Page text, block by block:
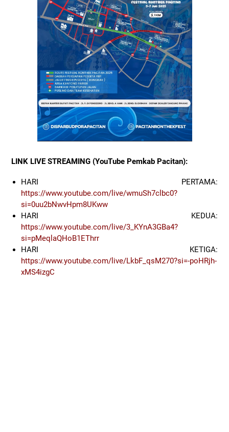
LINK LIVE STREAMING (YouTube Pemkab Pacitan):
HARI PERTAMA:
https://www.youtube.com/live/wmuSh7clbc0?
si=0uu2bNwvHpm8UKww
HARI KEDUA:
https://www.youtube.com/live/3_KYnA3GBa4?
si=pMeqlaQHoB1EThrr
HARI KETIGA:
https://www.youtube.com/live/LkbF_qsM270?si=-poHRjh-
xMS4izgC